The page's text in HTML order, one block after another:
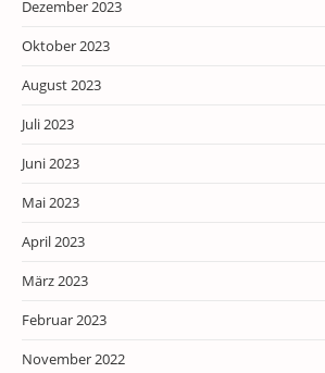
Dezember 2023
Oktober 2023
August 2023
Juli 2023
Juni 2023
Mai 2023
April 2023
März 2023
Februar 2023
November 2022